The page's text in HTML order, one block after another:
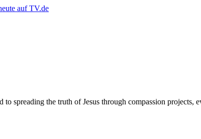
spreading the truth of Jesus through compassion projects,